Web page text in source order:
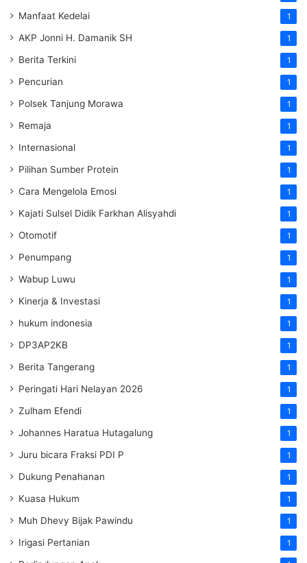
Manfaat Kedelai 1
AKP Jonni H. Damanik SH 1
Berita Terkini 1
Pencurian 1
Polsek Tanjung Morawa 1
Remaja 1
Internasional 1
Pilihan Sumber Protein 1
Cara Mengelola Emosi 1
Kajati Sulsel Didik Farkhan Alisyahdi 1
Otomotif 1
Penumpang 1
Wabup Luwu 1
Kinerja & Investasi 1
hukum indonesia 1
DP3AP2KB 1
Berita Tangerang 1
Peringati Hari Nelayan 2026 1
Zulham Efendi 1
Johannes Haratua Hutagalung 1
Juru bicara Fraksi PDI P 1
Dukung Penahanan 1
Kuasa Hukum 1
Muh Dhevy Bijak Pawindu 1
Irigasi Pertanian 1